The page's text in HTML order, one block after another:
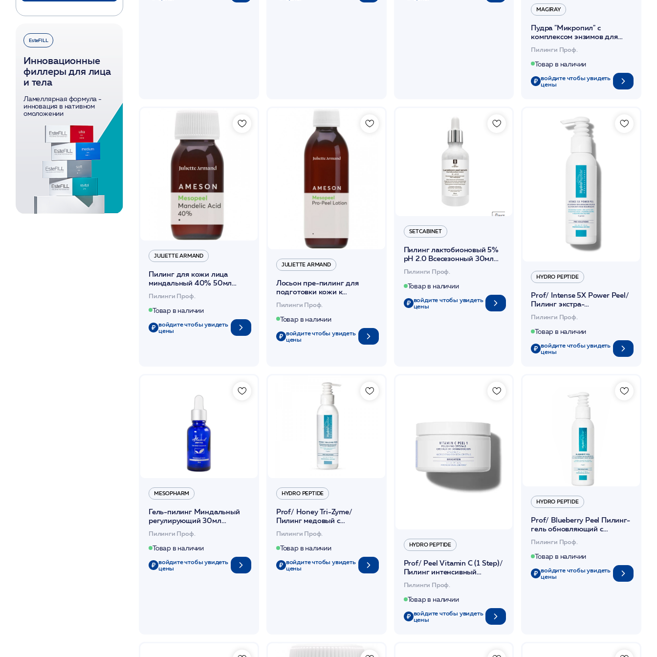
Жирная и проблемная
Нормальная
После агрессивных
факторов воздействия
С куперозом
С пигментацией
Сухая
чувствительная
Увядающая
EsteFILL
Инновационные
филлеры для лица
и тела
Ламеллярная формула -
инновация в нативном
омоложении
MAGIRAY
Пудра "Микропил" с
комплексом энзимов для
/Magiray*
Пилинги Проф.
Товар в наличии
войдите чтобы увидеть
цены
JULIETTE ARMAND
Пилинг для кожи лица
миндальный 40% 50мл
Пилинги Проф.
Товар в наличии
войдите чтобы увидеть
цены
JULIETTE ARMAND
Лосьон пре-пилинг для
подготовки кожи к
/Pro-Peel /JA
Пилинги Проф.
Товар в наличии
войдите чтобы увидеть
цены
SETCABINET
Пилинг лактобионовый 5%
pH 2.0 Всесезонный 30мл
/SetCabinet
Пилинги Проф.
Товар в наличии
войдите чтобы увидеть
цены
HYDRO PEPTIDE
Prof/ Intense 5X Power Peel/
Пилинг экстра-
омолаживающий
спец.комплекс 5X,
пептид.+энзим. 118мл /HP
Пилинги Проф.
Товар в наличии
войдите чтобы увидеть
цены
MESOPHARM
Гель-пилинг Миндальный
регулирующий 30мл
/ALMOND: LIGHT PEEL
/MESOPHARM *
Пилинги Проф.
Товар в наличии
войдите чтобы увидеть
цены
HYDRO PEPTIDE
Prof/ Honey Tri-Zyme/
Пилинг медовый с
обновляющ.силой
альфагидрокислот, протеаз и
энзимов 118мл /HP
Пилинги Проф.
Товар в наличии
войдите чтобы увидеть
цены
HYDRO PEPTIDE
Prof/ Peel Vitamin C (1 Step)/
Пилинг интенсивный
кристаллический с
витамином С (1 ст) 118мл /HP
Пилинги Проф.
Товар в наличии
войдите чтобы увидеть
цены
HYDRO PEPTIDE
Prof/ Blueberry Peel Пилинг-
гель обновляющий с
черникой для чувствит. и
куперозной кожи 118 мл /HP
Пилинги Проф.
Товар в наличии
войдите чтобы увидеть
цены